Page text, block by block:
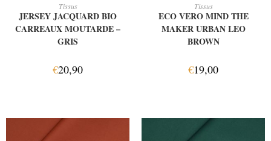
Tissus
JERSEY JACQUARD BIO
CARREAUX MOUTARDE –
GRIS
€20,90
Tissus
ECO VERO MIND THE
MAKER URBAN LEO
BROWN
€19,00